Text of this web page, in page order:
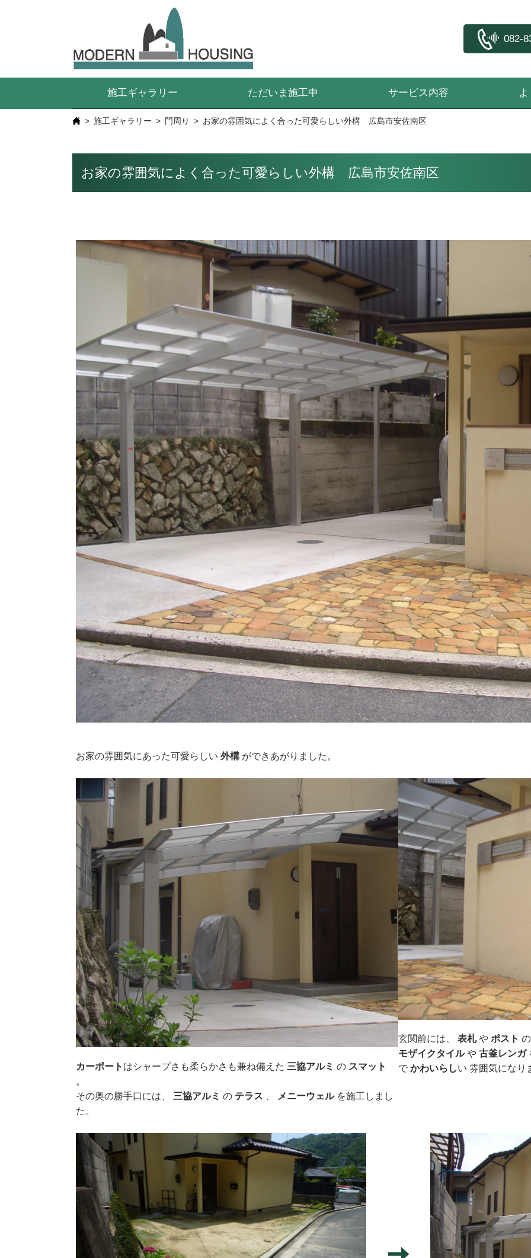
082-
施工ギャラリー ただいま施工中 サービス内容
施工ギャラリー 門周り お家の雰囲気によく合った可愛らしい外構 広島市安佐南区
お家の雰囲気によく合った可愛らしい外構 広島市安佐南区
お家の雰囲気にあった可愛らしい外構 ができあがりました。
カーポート はシャープさも柔らかさも兼ね備えた 三協アルミの スマット
。
その奥の勝手口には、
三協アルミの テラス メニーウェル を施工しまし
た。
玄関前には、 表札や ポスト
モザイクタイルや 古釜レンガ
で かわいらしい 雰囲気になり